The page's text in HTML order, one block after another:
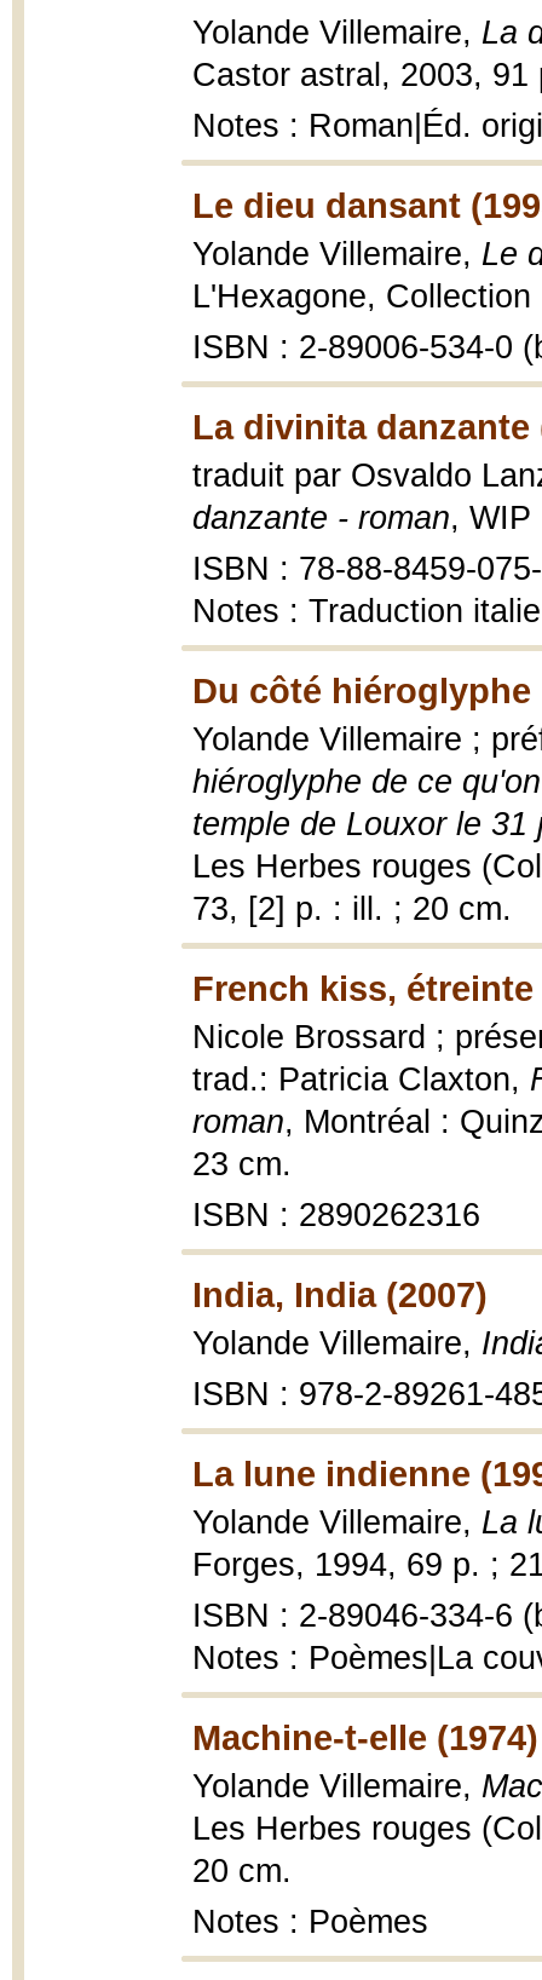
Yolande Villemaire, La
Castor astral, 2003, 91
Notes : Roman|Éd.
Le dieu dansant
Yolande Villemaire, Le
L'Hexagone,
ISBN : 2-89006-534-0
La divinita danzante
traduit par Osvaldo
danzante - roman, WIP
ISBN : 78-88-8459-
Notes : Traduction
Du côté hiéroglyphe
Yolande Villemaire ;
hiéroglyphe de ce
temple de Louxor le 31
Les Herbes rouges
73, [2] p. : ill. ; 20 cm.
French kiss,
Nicole Brossard ;
trad.: Patricia Claxton,
roman, Montréal :
23 cm.
ISBN : 2890262316
India, India (2007)
Yolande Villemaire,
ISBN : 978-2-89261-
La lune indienne
Yolande Villemaire, La
Forges, 1994, 69 p. ;
ISBN : 2-89046-334-6
Notes : Poèmes|La
Machine-t-elle (1974)
Yolande Villemaire,
Les Herbes rouges
20 cm.
Notes : Poèmes